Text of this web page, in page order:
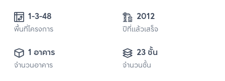
พื้นที่โครงการ
2012
ปีที่แล้วเสร็จ
1 อาคาร
จำนวนอาคาร
23 ชั้น
จำนวนชั้น